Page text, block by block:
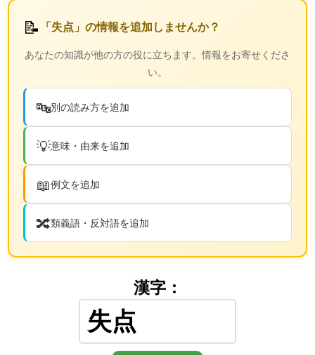
📝 「失点」の情報を追加しませんか？
あなたの知識が他の方の役に立ちます。情報をお寄せくださ
い。
🔤別の読み方を追加
💡意味・由来を追加
📖例文を追加
🔀類義語・反対語を追加
漢字：